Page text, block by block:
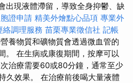
出現液體滯留，導致全身抑鬱、缺
證申請 精美外燴點心品項 專業外
絡調理服務 苗栗專業徵信社 記帳
養物質和礦物質會透過微血管的
。 在生病或康復期間，按摩可以
治療需要60或80分鐘，通常至少
久效果。 在治療前後喝大量液體